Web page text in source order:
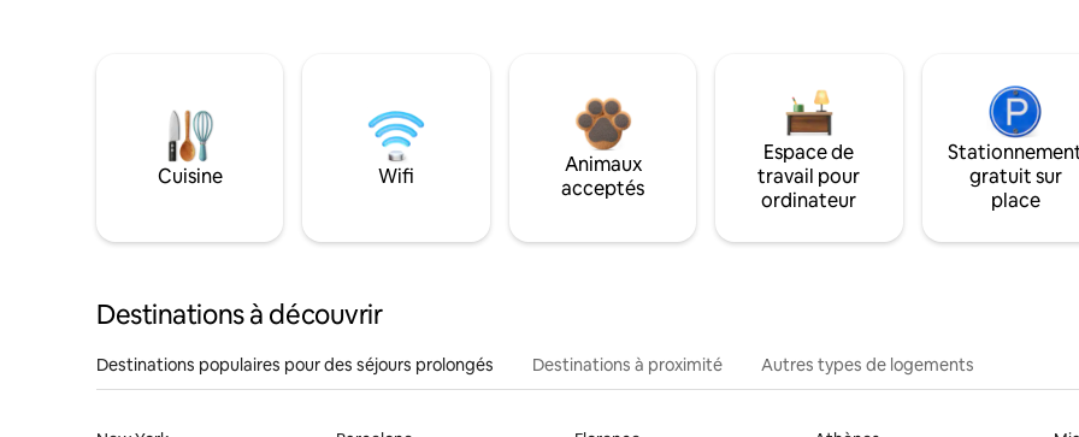
Cuisine Wifi
Animaux
acceptés
Espace de
travail pour
ordinateur
gratuit sur
place
Destinations à découvrir
Destinations populaires pour des séjours prolongés Destinations à proximité Autres types de logements